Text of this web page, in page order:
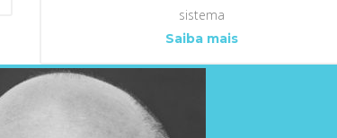
sistema
Saiba maisConsequências
da